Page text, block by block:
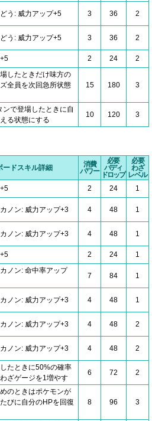
う: 威力アップ+5 3 36 2
う: 威力アップ+5 3 36 2
2 24 2
したときだけ味方の
全員を次回急所状態
15 180 3
ンで登場したときに自
る状態にする
10 120 3
ードスキル詳細
消費
パワー
必要
バディ
ドロップ
必要
わざ
レベル
2 24
1
ノン: 威力アップ+3 4 48 1
ノン: 威力アップ+3 4 48 1
2 24
1
ノン: 命中率アップ
7 84 1
ノン: 威力アップ+3 4 48 1
ノン: 威力アップ+3 4 48 2
ノン: 威力アップ+3 4 48 2
たときに50%の確率
ざゲージを1増やす
6 72 2
のときはポケモンが
びに自分のHPを回復
8 96 3